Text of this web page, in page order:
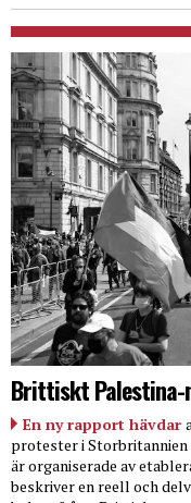
Brittiskt Palestina-
En ny rapport hävdar
protester i Storbritannien
är organiserade av
beskriver en reell och